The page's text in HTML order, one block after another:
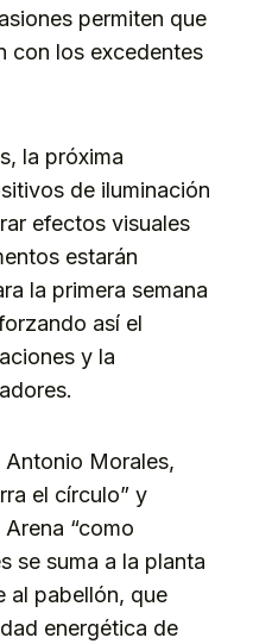
permiten que
con los excedentes
la próxima
de iluminación
efectos visuales
estarán
la primera semana
así el
y la
Antonio Morales,
el círculo” y
“como
se suma a la planta
al pabellón, que
energética de